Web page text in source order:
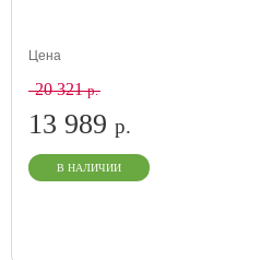
Цена
20 321р.
13 989 р.
В НАЛИЧИИ